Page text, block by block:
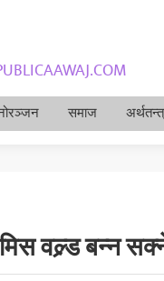
समाज
वल्र्ड बन्न